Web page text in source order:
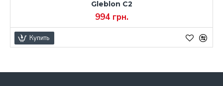
Gleblon C2
994 грн.
Купить